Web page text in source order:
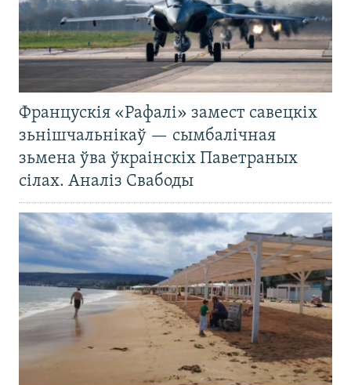
Францускія «Рафалі» замест савецкіх
зьнішчальнікаў — сымбалічная
зьмена ўва ўкраінскіх Паветраных
сілах. Аналіз Свабоды